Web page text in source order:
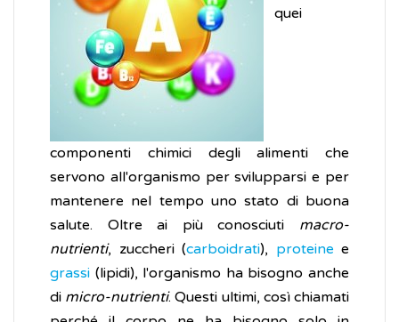
quei
componenti chimici degli alimenti che
servono all'organismo per svilupparsi e per
mantenere nel tempo uno stato di buona
salute. Oltre ai più conosciuti macro-
nutrienti, zuccheri (carboidrati), proteine e
grassi (lipidi), l'organismo ha bisogno anche
di micro-nutrienti. Questi ultimi, così chiamati